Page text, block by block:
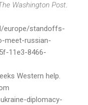
Washington Post.
europe/standoffs-
meet-russian-
11e3-8466-
Western help.
diplomacy-